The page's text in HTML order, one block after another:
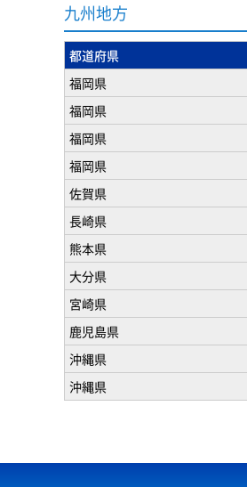
九州地方
都道府県
福岡県
福岡県
福岡県
福岡県
佐賀県
長崎県
熊本県
大分県
宮崎県
鹿児島県
沖縄県
沖縄県